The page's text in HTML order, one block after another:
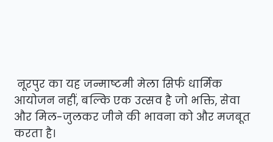
नूरपुर का यह जन्माष्टमी मेला सिर्फ धार्मिक
आयोजन नहीं, बल्कि एक उत्सव है जो भक्ति, सेवा
और मिल-जुलकर जीने की भावना को और मजबूत
करता है।